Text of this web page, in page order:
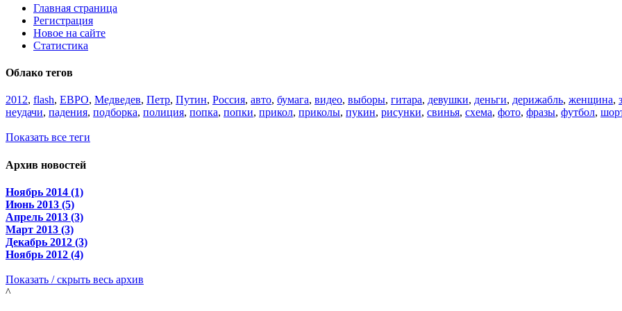
Главная страница
Регистрация
Новое на сайте
Статистика
Облако тегов
2012, flash, ЕВРО, Медведев, Петр, Путин, Россия, авто, бумага, видео, выборы, гитара, девушки, деньги, дерижабль, женщина,
неудачи, падения, подборка, полиция, попка, попки, прикол, приколы, пукин, рисунки, свинья, схема, фото, фразы, футбол,
Показать все теги
Архив новостей
Ноябрь 2014 (1)
Июнь 2013 (5)
Апрель 2013 (3)
Март 2013 (3)
Декабрь 2012 (3)
Ноябрь 2012 (4)
Показать / скрыть весь архив
^